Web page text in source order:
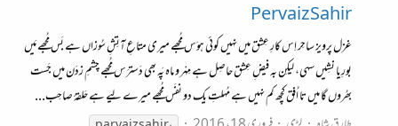
Pervaiz Sahir
غزل پرویز ساحِر اِس کارِ عِشق میں نہیں کوئی ہوَس مُجھے میری متاعِ آتِشِ سُوزاں ہے بَس مُجھے مَیں
بورِیا نشِیں سہی، لیکِن بہ فیضِ عِشق حاصِل ہے مِہْر و ماہ پَہ بھی دَسترَس مُجھے چشمِ زدَن میں جَست
بھرُوں گا میں تا اُفق کچھ کم نہیں ہے مُہلتِ یک دو نفَس مُجھے میرے لِیے ہے حَلقۂ صاحِب...